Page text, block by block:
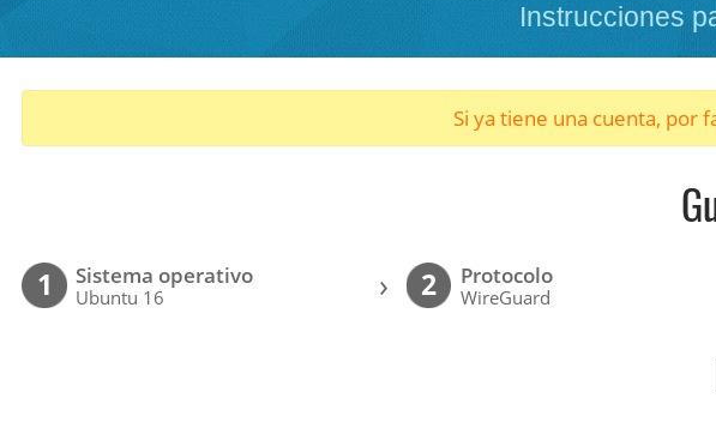
Instrucciones
Si ya tiene una cuenta, por
1 Sistema operativo
Ubuntu 16 › 2 Protocolo
WireGuard